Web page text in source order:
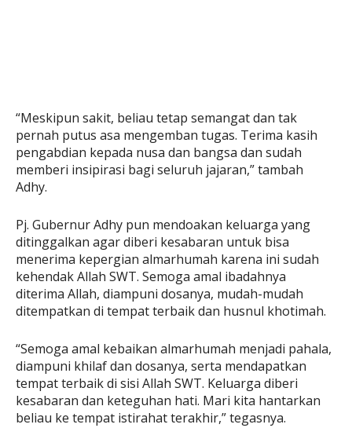
“Meskipun sakit, beliau tetap semangat dan tak
pernah putus asa mengemban tugas. Terima kasih
pengabdian kepada nusa dan bangsa dan sudah
memberi insipirasi bagi seluruh jajaran,” tambah
Adhy.
Pj. Gubernur Adhy pun mendoakan keluarga yang
ditinggalkan agar diberi kesabaran untuk bisa
menerima kepergian almarhumah karena ini sudah
kehendak Allah SWT. Semoga amal ibadahnya
diterima Allah, diampuni dosanya, mudah-mudah
ditempatkan di tempat terbaik dan husnul khotimah.
“Semoga amal kebaikan almarhumah menjadi pahala,
diampuni khilaf dan dosanya, serta mendapatkan
tempat terbaik di sisi Allah SWT. Keluarga diberi
kesabaran dan keteguhan hati. Mari kita hantarkan
beliau ke tempat istirahat terakhir,” tegasnya.